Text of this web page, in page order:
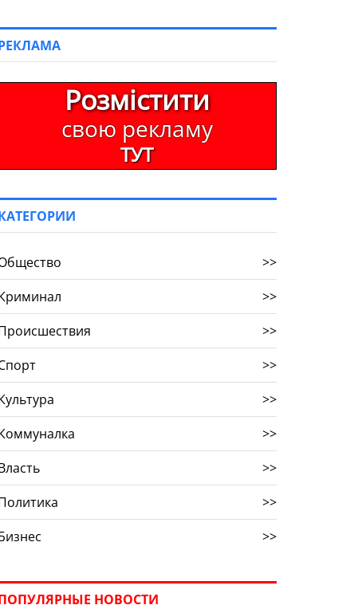
Розмістити
свою рекламу
ТУТ
>>
>>
>>
>>
>>
>>
>>
>>
>>
НОВОСТИ